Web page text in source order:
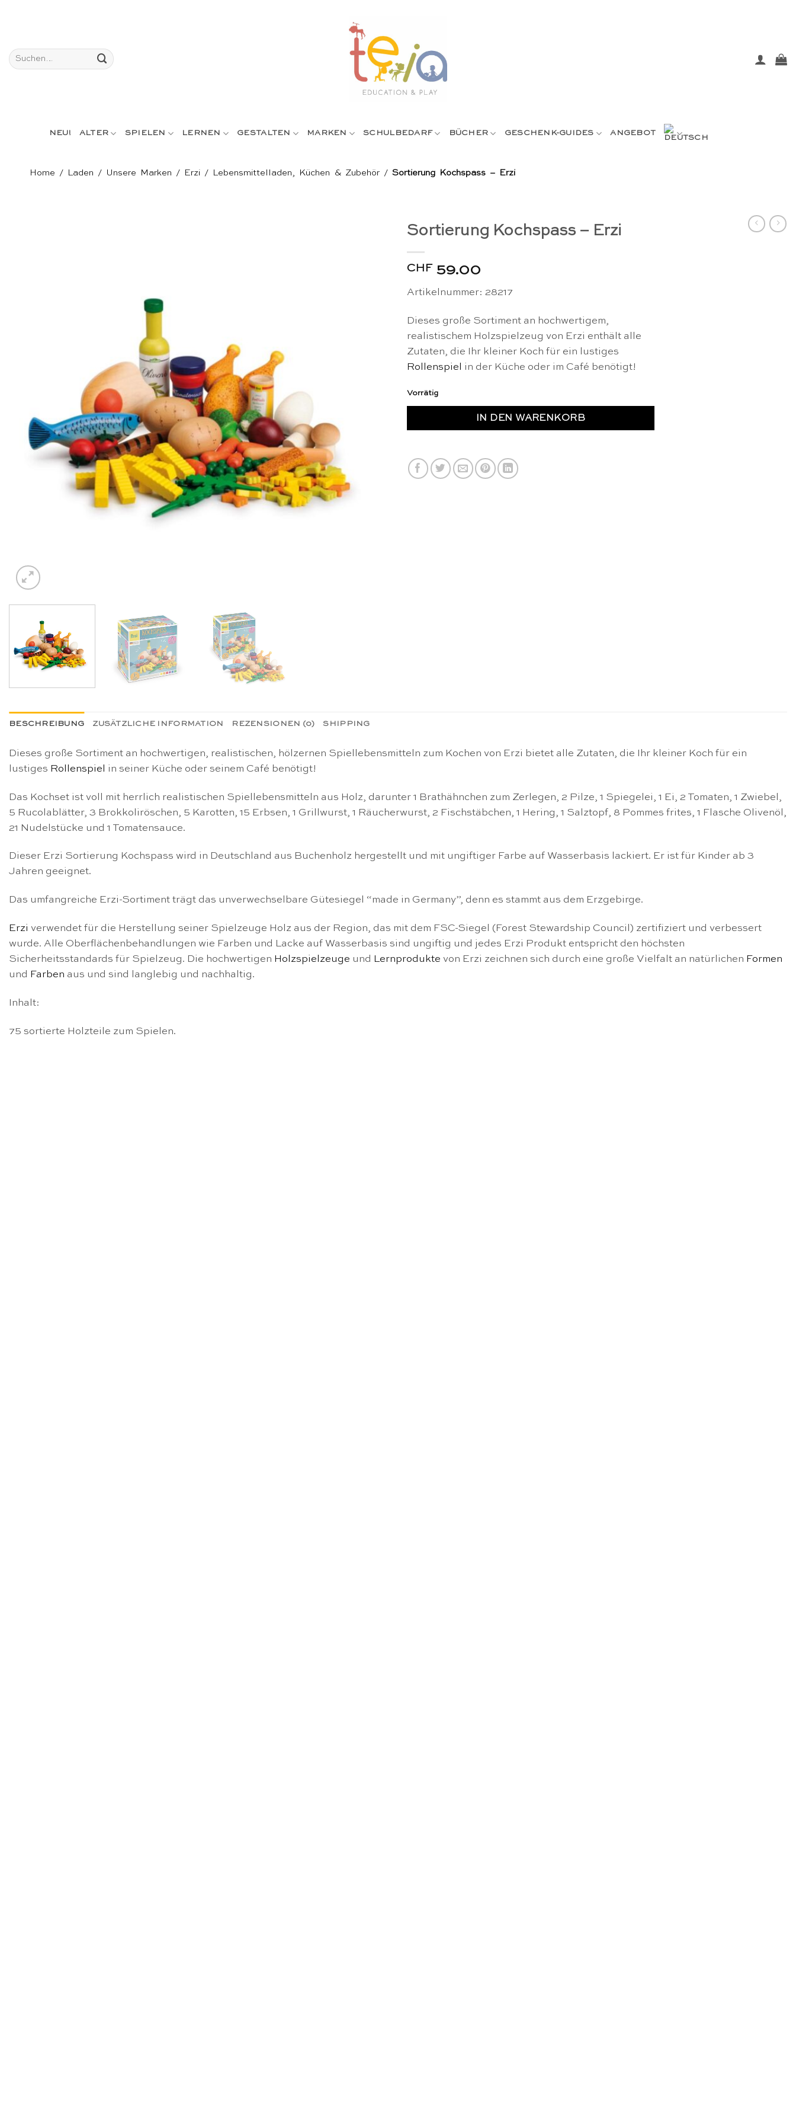
Suchen
nach:
NEU! ALTER SPIELEN LERNEN GESTALTEN MARKEN SCHULBEDARF BÜCHER GESCHENK-GUIDES ANGEBOT
Home / Laden / Unsere Marken / Erzi / Lebensmittelladen, Küchen & Zubehör / Sortierung Kochspass – Erzi
Sortierung Kochspass – Erzi
CHF 59.00
Artikelnummer: 28217
Dieses große Sortiment an hochwertigem,
realistischem Holzspielzeug von Erzi enthält alle
Zutaten, die Ihr kleiner Koch für ein lustiges
Rollenspiel
in der Küche oder im Café benötigt!
Vorrätig
IN DEN WARENKORB
BESCHREIBUNG ZUSÄTZLICHE INFORMATION REZENSIONEN (0) SHIPPING
Dieses große Sortiment an hochwertigen, realistischen, hölzernen Spiellebensmitteln zum Kochen von Erzi bietet alle Zutaten, die Ihr kleiner Koch für ein
lustiges Rollenspiel in seiner Küche oder seinem Café benötigt!
Das Kochset ist voll mit herrlich realistischen Spiellebensmitteln aus Holz, darunter 1 Brathähnchen zum Zerlegen, 2 Pilze, 1 Spiegelei, 1 Ei, 2 Tomaten, 1 Zwiebel,
5 Rucolablätter, 3 Brokkoliröschen, 5 Karotten, 15 Erbsen, 1 Grillwurst, 1 Räucherwurst, 2 Fischstäbchen, 1 Hering, 1 Salztopf, 8 Pommes frites, 1 Flasche Olivenöl,
21 Nudelstücke und 1 Tomatensauce.
Dieser Erzi Sortierung Kochspass wird in Deutschland aus Buchenholz hergestellt und mit ungiftiger Farbe auf Wasserbasis lackiert. Er ist für Kinder ab 3
Jahren geeignet.
Das umfangreiche Erzi-Sortiment trägt das unverwechselbare Gütesiegel “made in Germany”, denn es stammt aus dem Erzgebirge.
Erzi verwendet für die Herstellung seiner Spielzeuge Holz aus der Region, das mit dem FSC-Siegel (Forest Stewardship Council) zertifiziert und verbessert
wurde. Alle Oberflächenbehandlungen wie Farben und Lacke auf Wasserbasis sind ungiftig und jedes Erzi Produkt entspricht den höchsten
Sicherheitsstandards für Spielzeug. Die hochwertigen Holzspielzeuge und Lernprodukte von Erzi zeichnen sich durch eine große Vielfalt an natürlichen Formen
und Farben aus und sind langlebig und nachhaltig.
Inhalt:
75 sortierte Holzteile zum Spielen.